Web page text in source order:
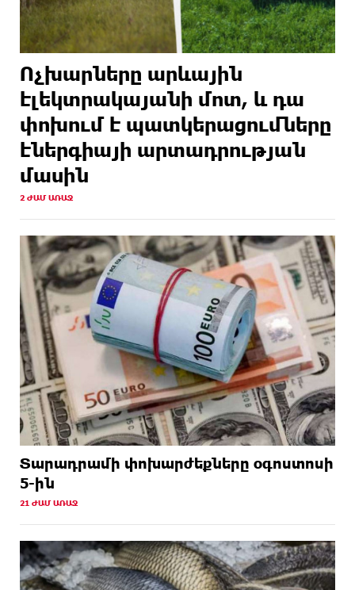
Ոչխարները արևային
էլեկտրակայանի մոտ, և դա
փոխում է պատկերացումները
էներգիայի արտադրության
մասին
2 ԺԱՄ ԱՌԱՋ
Տարադրամի փոխարժեքները օգոստոսի
5-ին
21 ԺԱՄ ԱՌԱՋ